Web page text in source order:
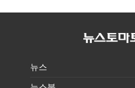
주 52시간까지
승자는 '안갯속'
뉴스